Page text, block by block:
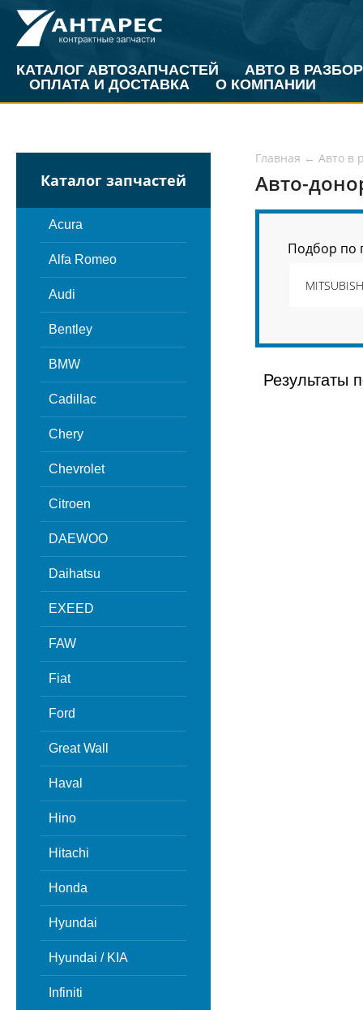
КАТАЛОГ АВТОЗАПЧАСТЕЙ
АВТО В РАЗБОР
ОПЛАТА И ДОСТАВКА
О КОМПАНИИ
Каталог запчастей
Acura
Alfa Romeo
Audi
Bentley
BMW
Cadillac
Chery
Chevrolet
Citroen
DAEWOO
Daihatsu
EXEED
FAW
Fiat
Ford
Great Wall
Haval
Hino
Hitachi
Honda
Hyundai
Hyundai / KIA
Infiniti
Главная ← Авто в
Авто-
Подбор по
Результаты